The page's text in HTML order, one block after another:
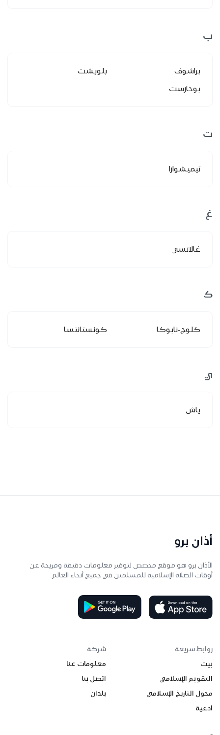
ب
براشوف
بلويشت
بوخارست
ت
تيميشوارا
غ
غالاتسي
ك
كلوج-نابوكا كونستانتسا
ي
ياش
أذان برو
الأذان برو هو موقع مخصص لتوفير معلومات دقيقة ومريحة عن
أوقات الصلاة الإسلامية للمسلمين في جميع أنحاء العالم.
روابط سريعة
بيت
التقويم الإسلامي
محول التاريخ الإسلامي
ادعية
شركة
معلومات عنا
اتصل بنا
بلدان